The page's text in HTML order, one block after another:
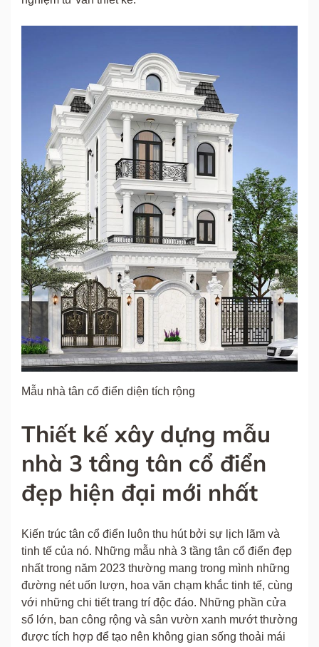
Mẫu nhà tân cổ điển diện tích rộng
Thiết kế xây dựng mẫu
nhà 3 tầng tân cổ điển
đẹp hiện đại mới nhất
Kiến trúc tân cổ điển luôn thu hút bởi sự lịch lãm và
tinh tế của nó. Những mẫu nhà 3 tầng tân cổ điển đẹp
nhất trong năm 2023 thường mang trong mình những
đường nét uốn lượn, hoa văn chạm khắc tinh tế, cùng
với những chi tiết trang trí độc đáo. Những phần cửa
sổ lớn, ban công rộng và sân vườn xanh mướt thường
được tích hợp để tạo nên không gian sống thoải mái